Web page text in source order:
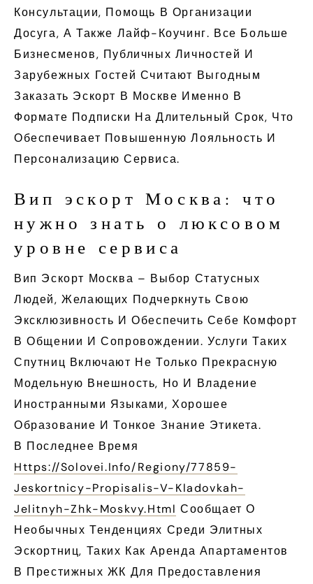
Консультации, Помощь В Организации
Досуга, А Также Лайф-Коучинг. Все Больше
Бизнесменов, Публичных Личностей И
Зарубежных Гостей Считают Выгодным
Заказать Эскорт В Москве Именно В
Формате Подписки На Длительный Срок, Что
Обеспечивает Повышенную Лояльность И
Персонализацию Сервиса.
Вип эскорт Москва: что
нужно знать о люксовом
уровне сервиса
Вип Эскорт Москва – Выбор Статусных
Людей, Желающих Подчеркнуть Свою
Эксклюзивность И Обеспечить Себе Комфорт
В Общении И Сопровождении. Услуги Таких
Спутниц Включают Не Только Прекрасную
Модельную Внешность, Но И Владение
Иностранными Языками, Хорошее
Образование И Тонкое Знание Этикета.
В Последнее Время
Https://solovei.info/regiony/77859-
Jeskortnicy-Propisalis-V-Kladovkah-
Jelitnyh-Zhk-Moskvy.html Сообщает О
Необычных Тенденциях Среди Элитных
Эскортниц, Таких Как Аренда Апартаментов
В Престижных ЖК Для Предоставления